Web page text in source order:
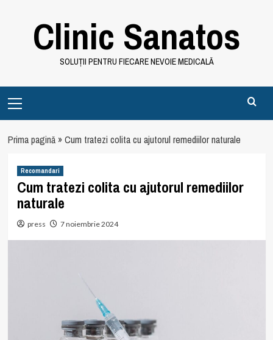
Clinic Sanatos
SOLUȚII PENTRU FIECARE NEVOIE MEDICALĂ
Menu
Prima pagină»Cum tratezi colita cu ajutorul remediilor naturale
Recomandari
Cum tratezi colita cu ajutorul remediilor
naturale
press 7 noiembrie 2024